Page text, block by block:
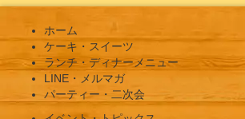
ホーム
ケーキ・スイーツ
ランチ・ディナーメニュー
LINE・メルマガ
パーティー・二次会